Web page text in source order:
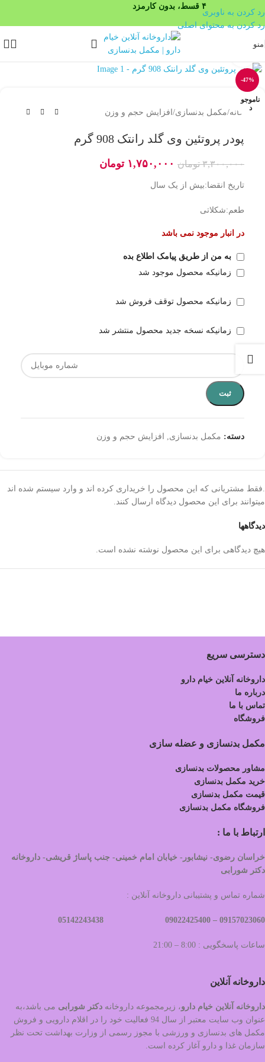
۴ قسط، بدون کارمزد
رد کردن به ناوبری
رد کردن به محتوای اصلی
منو
-47%
ناموجو
د
بزرگنمایی تصویر
خانه/مکمل بدنسازی/ افزایش حجم و وزن
پودر پروتئین وی گلد رانتک 908 گرم
۳,۳۰۰,۰۰۰ تومان ۱,۷۵۰,۰۰۰ تومان
تاریخ انقضا:بیش از یک سال
طعم:شکلاتی
در انبار موجود نمی باشد
به من از طریق پیامک اطلاع بده
زمانیکه محصول موجود شد
زمانیکه محصول توقف فروش شد
زمانیکه نسخه جدید محصول منتشر شد
ثبت
دسته: مکمل بدنسازی افزایش حجم و وزن
دیدگاهها
هیچ دیدگاهی برای این محصول نوشته نشده است.
.فقط مشتریانی که این محصول را خریداری کرده اند و وارد سیستم شده اند
میتوانند برای این محصول دیدگاه ارسال کنند.
دسترسی سریع
داروخانه آنلاین خیام دارو
درباره ما
تماس با ما
فروشگاه
مکمل بدنسازی و عضله سازی
مشاور محصولات بدنسازی
خرید مکمل بدنسازی
قیمت مکمل بدنسازی
فروشگاه مکمل بدنسازی
ارتباط با ما :
خراسان رضوی- نیشابور- خیابان امام خمینی- جنب پاساژ قریشی- داروخانه
دکتر شورابی
شماره تماس و پشتیبانی داروخانه آنلاین :
09157023060 –
ساعات پاسخگویی : 8:00 – 21:00
داروخانه آنلاین
داروخانه آنلاین خیام دارو، زیرمجموعه داروخانه دکتر شورابی می باشد،به
عنوان وب سایت معتبر از سال 94 فعالیت خود را در اقلام دارویی و فروش
مکمل های بدنسازی و ورزشی با مجوز رسمی از وزارت بهداشت تحت نظر
سازمان غذا و دارو آغاز کرده است.